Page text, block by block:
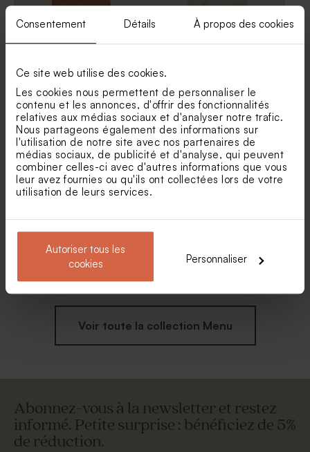
Consentement Détails À propos des cookies
Ce site web utilise des cookies.
Les cookies nous permettent de personnaliser le
contenu et les annonces, d'offrir des fonctionnalités
relatives aux médias sociaux et d'analyser notre trafic.
Nous partageons également des informations sur
l'utilisation de notre site avec nos partenaires de
médias sociaux, de publicité et d'analyse, qui peuvent
combiner celles-ci avec d'autres informations que vous
leur avez fournies ou qu'ils ont collectées lors de votre
utilisation de leurs services.
Autoriser tous les
cookies
Personnaliser
Savon artisanal mariage
rose clair - gravure prénoms
- hibiscus
Savon artisanal rond
mariage - fleurs hibiscus
Carte menu mariage
terracotta graphique
Menu mariage Oui pour la
vie
Menu mariage couronne
Menu mariage un week-end
Voir toute la collection Menu
Abonnez-vous à la newsletter et restez
informé. Petite surprise : bénéficiez de 5%
de réduction.